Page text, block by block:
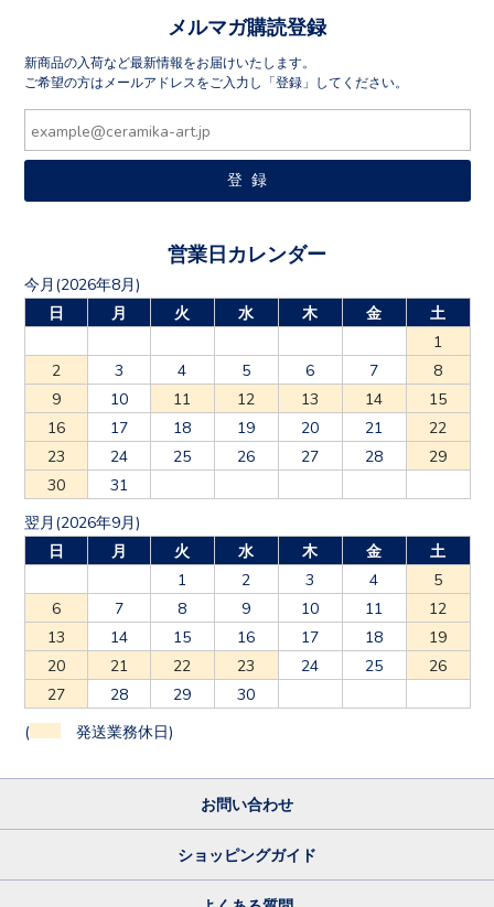
メルマガ購読登録
新商品の入荷など最新情報をお届けいたします。
ご希望の方はメールアドレスをご入力し「登録」してください。
営業日カレンダー
今月(2026年8月)
日
月 火 水 木 金
土
1
2
3 4 5 6 7
8
9
10 11 12 13 14
15
16
17 18 19 20 21
22
23
24 25 26 27 28
29
30
31
翌月(2026年9月)
日
月 火 水 木 金
土
1
2 3 4
5
6
7 8 9 10 11
12
13
14 15 16 17 18
19
20
21 22 23 24 25
26
27
28 29 30
( 発送業務休日)
お問い合わせ
ショッピングガイド